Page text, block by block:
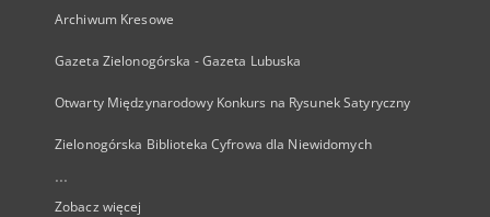
Archiwum Kresowe
Gazeta Zielonogórska - Gazeta Lubuska
Otwarty Międzynarodowy Konkurs na Rysunek Satyryczny
Zielonogórska Biblioteka Cyfrowa dla Niewidomych
...
Zobacz więcej